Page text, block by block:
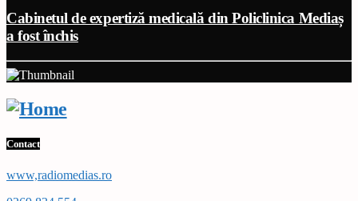
Cabinetul de expertiză medicală din Policlinica Mediaș
a fost închis
Contact
www,radiomedias.ro